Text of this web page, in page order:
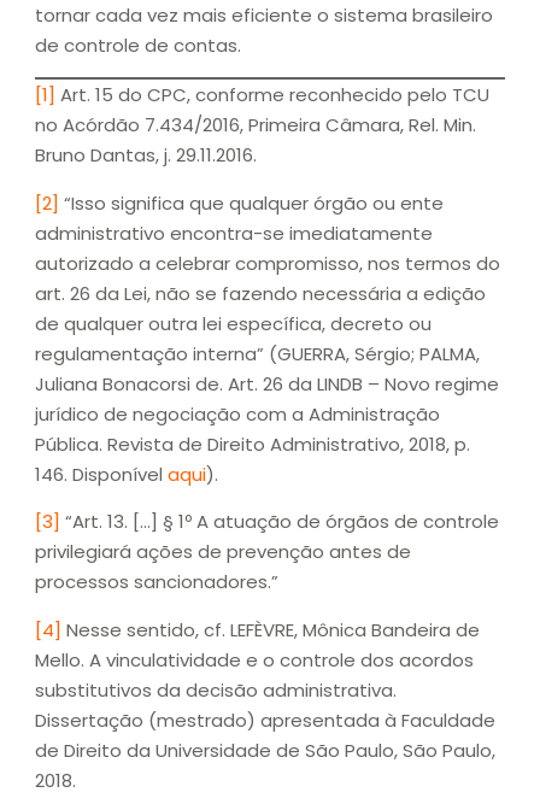
tornar cada vez mais eficiente o sistema brasileiro
de controle de contas.
[1] Art. 15 do CPC, conforme reconhecido pelo TCU
no Acórdão 7.434/2016, Primeira Câmara, Rel. Min.
Bruno Dantas, j. 29.11.2016.
[2] “Isso significa que qualquer órgão ou ente
administrativo encontra-se imediatamente
autorizado a celebrar compromisso, nos termos do
art. 26 da Lei, não se fazendo necessária a edição
de qualquer outra lei específica, decreto ou
regulamentação interna” (GUERRA, Sérgio; PALMA,
Juliana Bonacorsi de. Art. 26 da LINDB – Novo regime
jurídico de negociação com a Administração
Pública. Revista de Direito Administrativo, 2018, p.
146. Disponível aqui).
[3] “Art. 13. […] § 1º A atuação de órgãos de controle
privilegiará ações de prevenção antes de
processos sancionadores.”
[4] Nesse sentido, cf. LEFÈVRE, Mônica Bandeira de
Mello. A vinculatividade e o controle dos acordos
substitutivos da decisão administrativa.
Dissertação (mestrado) apresentada à Faculdade
de Direito da Universidade de São Paulo, São Paulo,
2018.